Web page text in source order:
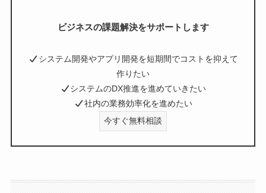
ビジネスの課題解決をサポートします
システム開発やアプリ開発を短期間でコストを抑えて
作りたい
システムのDX推進を進めていきたい
社内の業務効率化を進めたい
今すぐ無料相談